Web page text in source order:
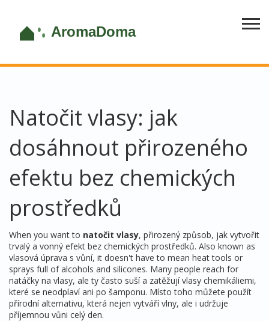
Natočit vlasy: jak
dosáhnout přirozeného
efektu bez chemických
prostředků
When you want to natočit vlasy, přirozený způsob, jak vytvořit
trvalý a vonný efekt bez chemických prostředků. Also known as
vlasová úprava s vůní, it doesn't have to mean heat tools or
sprays full of alcohols and silicones. Many people reach for
natáčky na vlasy, ale ty často suší a zatěžují vlasy chemikáliemi,
které se neodplaví ani po šamponu. Místo toho můžete použít
přírodní alternativu, která nejen vytváří vlny, ale i udržuje
příjemnou vůni celý den.